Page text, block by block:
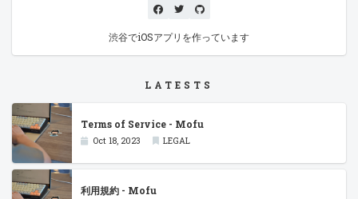
渋谷でiOSアプリを作っています
LATESTS
Terms of Service - Mofu
Oct 18, 2023 LEGAL
利用規約 - Mofu